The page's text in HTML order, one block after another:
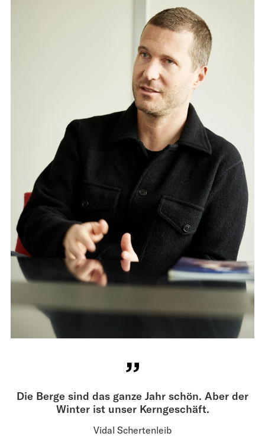
Die Berge sind das ganze Jahr schön. Aber der
Winter ist unser Kerngeschäft.
Vidal Schertenleib